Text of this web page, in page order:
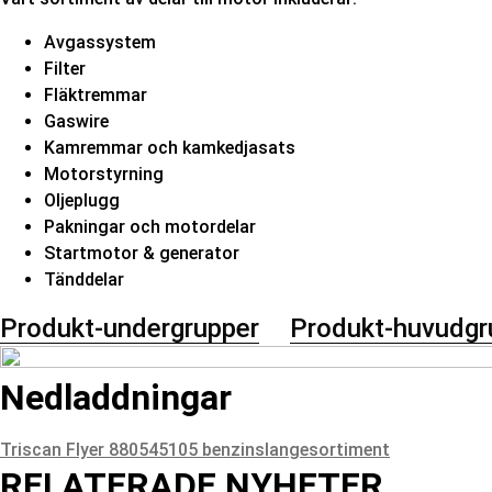
Avgassystem
Filter
Fläktremmar
Gaswire
Kamremmar och kamkedjasats
Motorstyrning
Oljeplugg
Pakningar och motordelar
Startmotor & generator
Tänddelar
Produkt-undergrupper Produkt-
Nedladdningar
Triscan Flyer 880545105 benzinslangesortiment